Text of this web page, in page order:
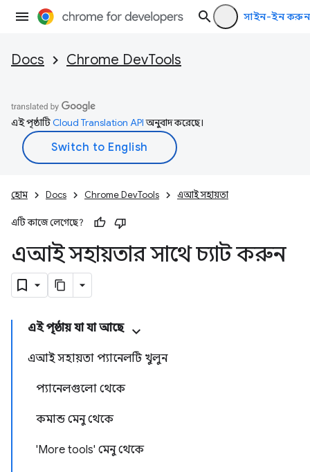
সাইন-ইন করুন
Docs Chrome DevTools
এই পৃষ্ঠাটিCloud Translation APIঅনুবাদ করেছে।
হোম Docs Chrome DevTools এআই সহায়তা
এটি কাজে লেগেছে?
এআই সহায়তার সাথে চ্যাট করুন
এই পৃষ্ঠায় যা যা আছে
এআই সহায়তা প্যানেলটি খুলুন
প্যানেলগুলো থেকে
কমান্ড মেনু থেকে
'More tools' মেনু থেকে